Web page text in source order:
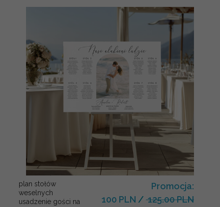
plan stołów
weselnych
usadzenie gości na
Promocja:
100 PLN / 125.00 PLN